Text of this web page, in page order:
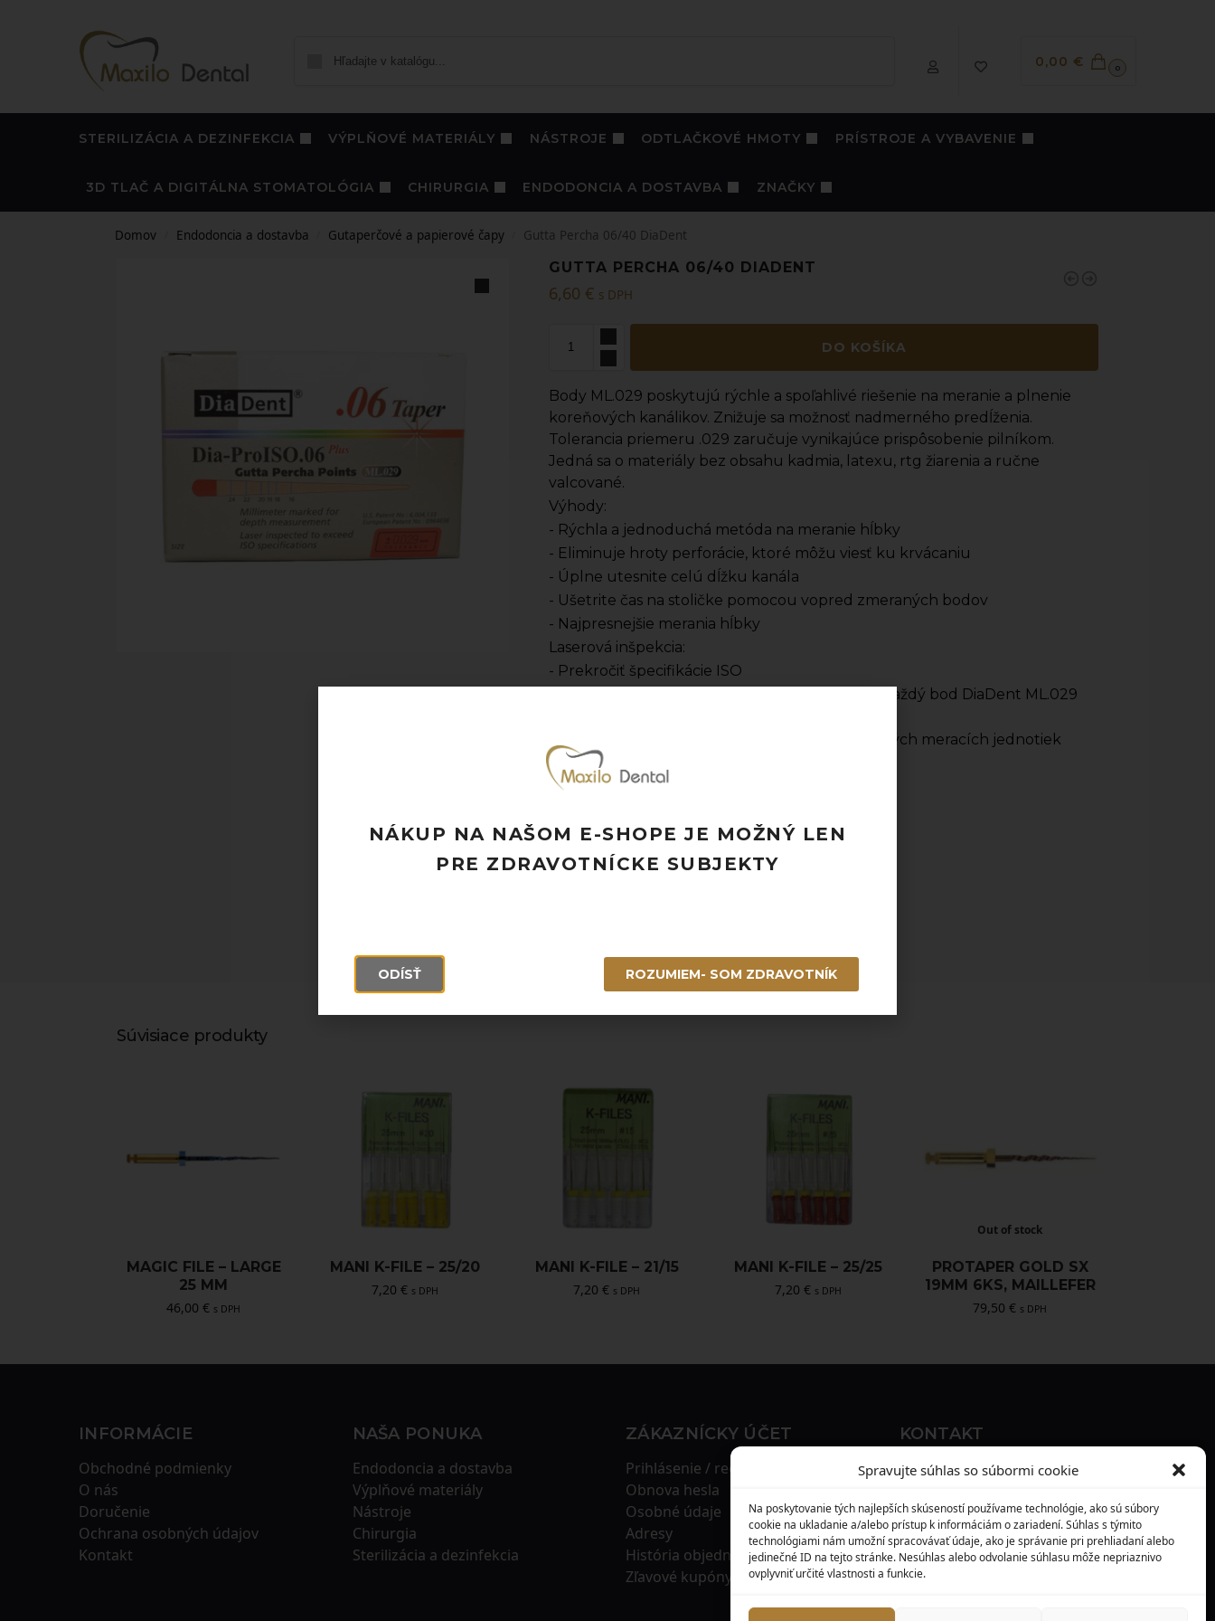
Spravujte súhlas so súbormi cookie
Na poskytovanie tých najlepších skúseností používame technológie, ako sú súbory
cookie na ukladanie a/alebo prístup k informáciám o zariadení. Súhlas s týmito
technológiami nám umožní spracovávať údaje, ako je správanie pri prehliadaní alebo
jedinečné ID na tejto stránke. Nesúhlas alebo odvolanie súhlasu môže nepriaznivo
ovplyvniť určité vlastnosti a funkcie.
0,00 € 0
STERILIZÁCIA A DEZINFEKCIA VÝPLŇOVÉ MATERIÁLY NÁSTROJE ODTLAČKOVÉ HMOTY PRÍSTROJE A VYBAVENIE
3D TLAČ A DIGITÁLNA STOMATOLÓGIA CHIRURGIA ENDODONCIA A DOSTAVBA ZNAČKY
Domov Endodoncia a dostavba Gutaperčové a papierové čapy Gutta Percha 06/40 DiaDent
GUTTA PERCHA 06/40 DIADENT
6,60 € s DPH
DO KOŠÍKA
Body ML.029 poskytujú rýchle a spoľahlivé riešenie na meranie a plnenie
koreňových kanálikov. Znižuje sa možnosť nadmerného predĺženia.
Tolerancia priemeru .029 zaručuje vynikajúce prispôsobenie pilníkom.
Jedná sa o materiály bez obsahu kadmia, latexu, rtg žiarenia a ručne
valcované.
Výhody:
- Rýchla a jednoduchá metóda na meranie hĺbky
- Eliminuje hroty perforácie, ktoré môžu viesť ku krvácaniu
- Úplne utesnite celú dĺžku kanála
- Ušetrite čas na stoličke pomocou vopred zmeraných bodov
- Najpresnejšie merania hĺbky
Laserová inšpekcia:
- Prekročiť špecifikácie ISO
- Pomocou laserového lúča (Alvin Machine) sa každý bod DiaDent ML.029
- Norma ISO a ADA vyžaduje použitie prírastkových meracích jednotiek
1/100 mm. DiaDent používa prírastky 1/100 mm
- Výrobca: DiaDent
Pridať k obľúbeným
Súvisiace produkty
MAGIC FILE – LARGE
25 MM
46,00€ s DPH
MANI K-FILE – 25/20
7,20€ s DPH
MANI K-FILE – 21/15
7,20€ s DPH
MANI K-FILE – 25/25
7,20€ s DPH
Out of stock
PROTAPER GOLD SX
19MM 6KS, MAILLEFER
79,50€ s DPH
INFORMÁCIE
Obchodné podmienky
O nás
Doručenie
Ochrana osobných údajov
Kontakt
NAŠA PONUKA
Endodoncia a dostavba
Výplňové materiály
Nástroje
Chirurgia
Sterilizácia a dezinfekcia
ZÁKAZNÍCKY ÚČET
Prihlásenie / registrácia
Obnova hesla
Osobné údaje
Adresy
História objednávok
Zľavové kupóny
KONTAKT
MAXILO DENTAL, s. r. o.
917 05 Trnava
info@maxilodental.sk
0948 101 067
NÁKUP NA NAŠOM E-SHOPE JE MOŽNÝ LEN
PRE ZDRAVOTNÍCKE SUBJEKTY
ODÍSŤ ROZUMIEM- SOM ZDRAVOTNÍK